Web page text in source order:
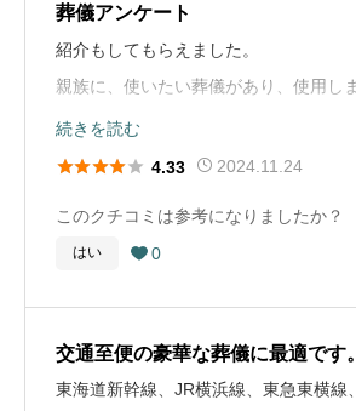
儀社を選ぶことが大切です。 次に、ス
視してください。私の場合、打ち合わ
からの送迎バスの手配を提案してくれ
助かりました。
葬儀アンケート
紹介もしてもらえました。
親族に、使いたい葬儀があり、使用し
急なことだと、選ぶ余裕がないなと思
近場で探すのはもちろんのこと、親族
あったりすれば、口コミや積立てから
います。
お葬式の概要
続きを読む
 4.33 2024.11.24
このクチコミは参考になりましたか？
はい  0
交通至便の豪華な葬儀に最適です。
東海道新幹線、JR横浜線、東急東横線